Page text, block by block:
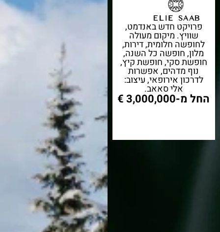
פרויקט חדש באנדמט,
שוויץ. מיקום מעולה
לחופשה חלומית, דירות,
מלון, חופשה כל השנה,
חופשת סקי, חופשת קיץ,
נוף מדהים, אפשרות
לדרכון אירופאי, עיצוב:
אלי סאאב.
החל מ-3,000,000 €